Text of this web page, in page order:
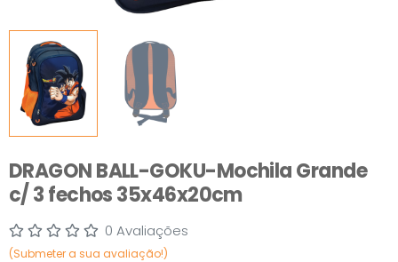
DRAGON BALL-GOKU-Mochila Grande
c/ 3 fechos 35x46x20cm
0 Avaliações
(Submeter a sua avaliação!)